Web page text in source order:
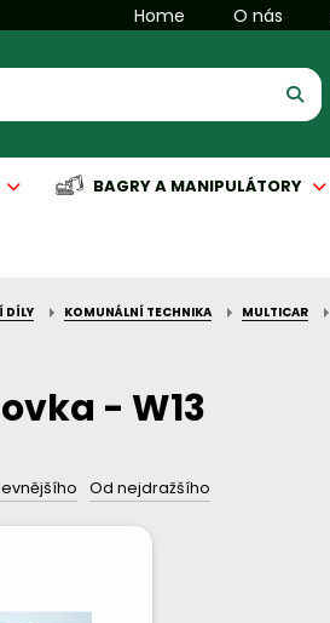
Home O nás
BAGRY A MANIPULÁTORY
DÍLY KOMUNÁLNÍ TECHNIKA MULTICAR
- W13
Od nejdražšího